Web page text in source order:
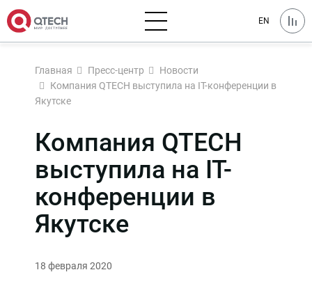
EN
Главная Пресс-центр
Новости
Компания QTECH выступила на IT-конференции в
Якутске
Компания QTECH
выступила на IT-
конференции в
Якутске
18 февраля 2020